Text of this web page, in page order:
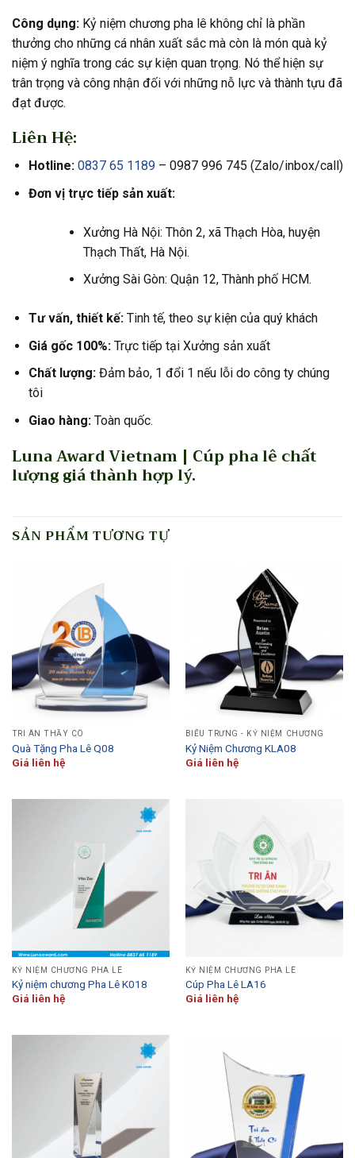
Công dụng: Kỷ niệm chương pha lê không chỉ là phần
thưởng cho những cá nhân xuất sắc mà còn là món quà kỷ
niệm ý nghĩa trong các sự kiện quan trọng. Nó thể hiện sự
trân trọng và công nhận đối với những nỗ lực và thành tựu đã
đạt được.
Liên Hệ:
Hotline: 0837 65 1189– 0987 996 745 (Zalo/inbox/call)
Đơn vị trực tiếp sản xuất:
Xưởng Hà Nội: Thôn 2, xã Thạch Hòa, huyện
Thạch Thất, Hà Nội.
Xưởng Sài Gòn: Quận 12, Thành phố HCM.
Tư vấn, thiết kế:Tinh tế, theo sự kiện của quý khách
Giá gốc 100%:Trực tiếp tại Xưởng sản xuất
Chất lượng:Đảm bảo, 1 đổi 1 nếu lỗi do công ty chúng
tôi
Giao hàng:Toàn quốc.
Luna Award Vietnam | Cúp pha lê chất
lượng giá thành hợp lý.
SẢN PHẨM TƯƠNG TỰ
TRI ÂN THẦY CÔ
Quà Tặng Pha Lê Q08
Giá liên hệ
BIỂU TRƯNG - KỶ NIỆM CHƯƠNG
Kỷ Niệm Chương KLA08
Giá liên hệ
KỶ NIỆM CHƯƠNG PHA LÊ
Kỷ niệm chương Pha Lê K018
Giá liên hệ
KỶ NIỆM CHƯƠNG PHA LÊ
Cúp Pha Lê LA16
Giá liên hệ